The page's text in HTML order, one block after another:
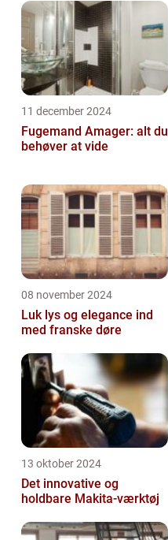
11 december 2024
Fugemand Amager: alt du
behøver at vide
08 november 2024
Luk lys og elegance ind
med franske døre
13 oktober 2024
Det innovative og
holdbare Makita-værktøj